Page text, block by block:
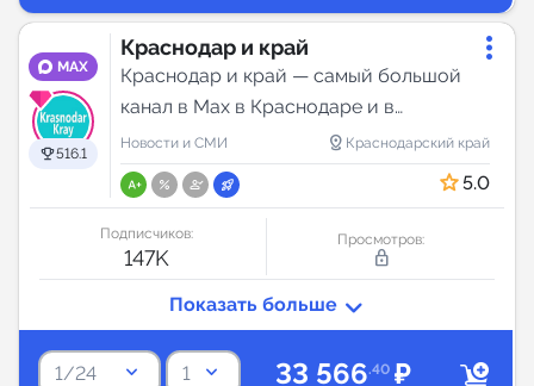
MAX
516.1
Краснодар и край
Краснодар и край — самый большой
канал в Мах в Краснодаре и в
Краснодарском крае. Топ-1 по размеру
и охвату. Нас посещают: Краснодар,
Сочи Новороссийск, Геленджик, Анапа,
Армавир, Тихорецк. Крым, Р...
Новости и СМИ distance Краснодарский край
5.0
Подписчиков:
147K
Просмотров:
lock_outline
1/24 keyboard_arrow_down 1 keyboard_arrow_down 33 566.40 ₽